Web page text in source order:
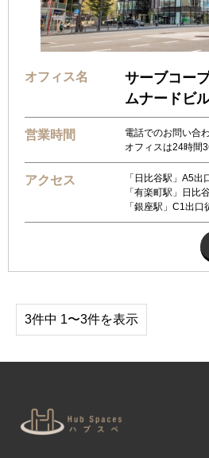
オフィス名
サーブコー
ムナードビ
営業時間
電話でのお問い合
オフィスは24時間
アクセス
「日比谷駅」A5出
「有楽町駅」日比
「銀座駅」C1出口
3件中 1〜3件を表示